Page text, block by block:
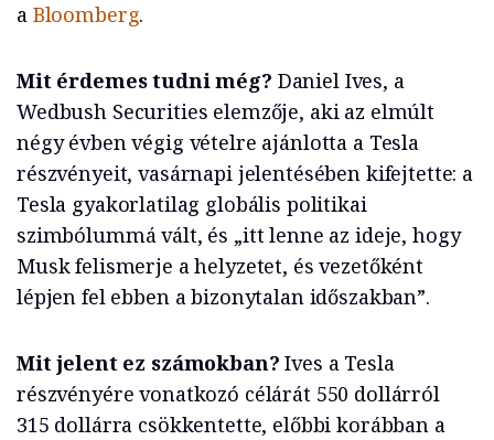
a Bloomberg.
Mit érdemes tudni még? Daniel Ives, a
Wedbush Securities elemzője, aki az elmúlt
négy évben végig vételre ajánlotta a Tesla
részvényeit, vasárnapi jelentésében kifejtette: a
Tesla gyakorlatilag globális politikai
szimbólummá vált, és „itt lenne az ideje, hogy
Musk felismerje a helyzetet, és vezetőként
lépjen fel ebben a bizonytalan időszakban”.
Mit jelent ez számokban? Ives a Tesla
részvényére vonatkozó célárát 550 dollárról
315 dollárra csökkentette, előbbi korábban a